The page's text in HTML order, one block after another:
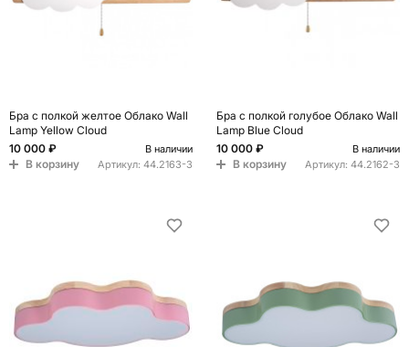
Бра с полкой желтое Облако Wall
Lamp Yellow Cloud
10 000 ₽
В наличии
В корзину Артикул: 44.2163-3
Бра с полкой голубое Облако Wall
Lamp Blue Cloud
10 000 ₽
В наличии
В корзину Артикул: 44.2162-3